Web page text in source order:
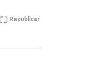
Republicar